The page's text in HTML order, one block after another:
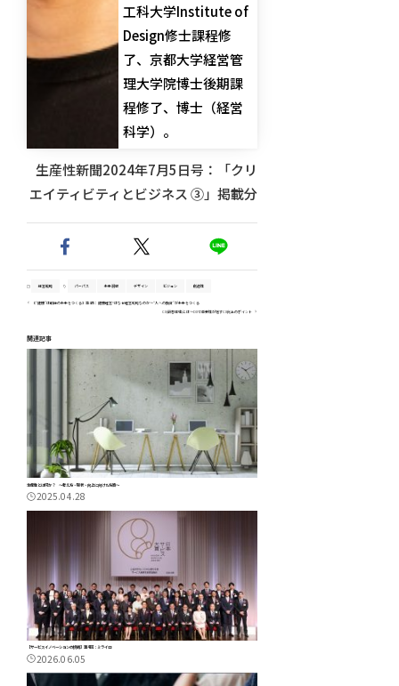
工科大学Institute of
Design修士課程修
了、京都大学経営管
理大学院博士後期課
程修了、博士（経営
科学）。
生産性新聞2024年7月5日号：「クリ
エイティビティとビジネス ③」掲載分
経営戦略 パーパス 未来洞察 デザイン ビジョン 創造性
【“健康”は組織の未来をつくる】第1回：健康経営®はなぜ経営戦略なのか～“人への投資”が未来をつくる
CX(顧客体験)とは～DXで重要性が増すCX向上のポイント
関連記事
生産性とは何か？ ～考え方・現状・向上に向けた方策～
2025.04.28
【サービスイノベーションの挑戦】第4回：ミライロ
2026.06.05